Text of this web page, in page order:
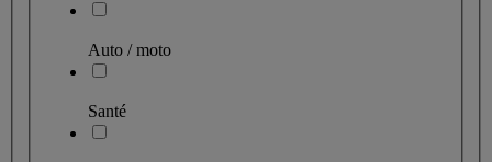
Auto / moto
Santé